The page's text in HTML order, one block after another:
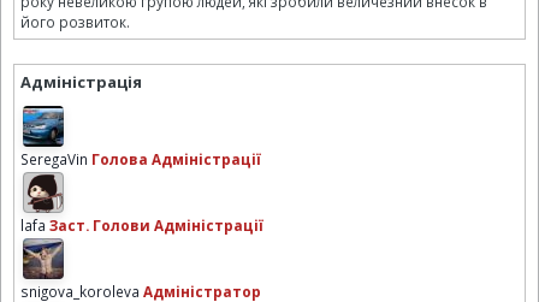
його розвиток.
Адміністрація
SeregaVin Голова Адміністрації
lafa Заст. Голови Адміністрації
snigova_koroleva Адміністратор